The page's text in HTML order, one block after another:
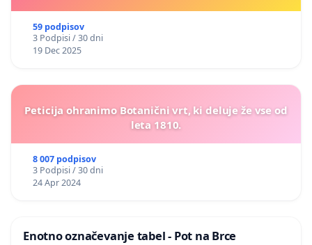
59 podpisov
3 Podpisi / 30 dni
19 Dec 2025
Peticija ohranimo Botanični vrt, ki deluje že vse od
leta 1810.
8 007 podpisov
3 Podpisi / 30 dni
24 Apr 2024
Enotno označevanje tabel - Pot na Brce